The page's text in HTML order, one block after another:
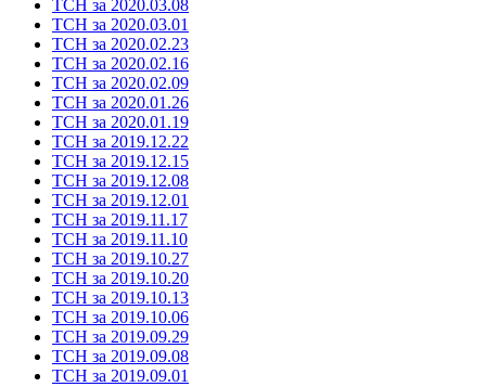
ТСН за 2020.03.08
ТСН за 2020.03.01
ТСН за 2020.02.23
ТСН за 2020.02.16
ТСН за 2020.02.09
ТСН за 2020.01.26
ТСН за 2020.01.19
ТСН за 2019.12.22
ТСН за 2019.12.15
ТСН за 2019.12.08
ТСН за 2019.12.01
ТСН за 2019.11.17
ТСН за 2019.11.10
ТСН за 2019.10.27
ТСН за 2019.10.20
ТСН за 2019.10.13
ТСН за 2019.10.06
ТСН за 2019.09.29
ТСН за 2019.09.08
ТСН за 2019.09.01